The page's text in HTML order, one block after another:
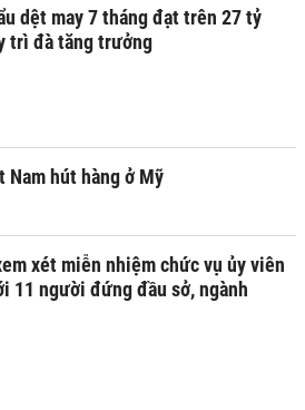
dệt may 7 tháng đạt trên 27 tỷ
trì đà tăng trưởng
Nam hút hàng ở Mỹ
xét miễn nhiệm chức vụ ủy viên
11 người đứng đầu sở, ngành